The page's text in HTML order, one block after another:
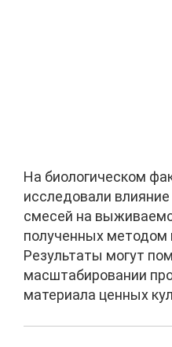
На биологическом
исследовали
смесей на
полученных методом
Результаты могут
масштабировании
материала ценных